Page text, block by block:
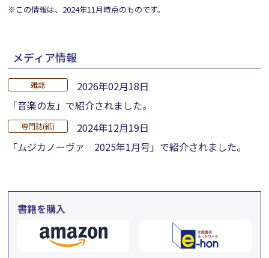
※この情報は、2024年11月時点のものです。
メディア情報
雑誌
2026年02月18日
「音楽の友」で紹介されました。
専門誌(紙)
2024年12月19日
「ムジカノーヴァ 2025年1月号」で紹介されました。
書籍を購入